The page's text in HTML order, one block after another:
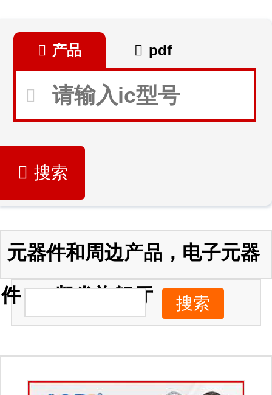
产品 pdf
搜索
元器件和周边产品，电子元器
件 -ag凯发旗舰厅